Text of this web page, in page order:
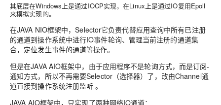
其底层在Windows上是通过IOCP实现，在Linux上是通过IO复用Epoll
来模拟实现的。
在JAVA NIO框架中，Selector它负责代替应用查询中所有已注册
的通道到操作系统中进行IO事件轮询、管理当前注册的通道集
合，定位发生事件的通道等操作。
但是在JAVA AIO框架中，由于应用程序不是轮询方式，而是订阅-
通知方式，所以不再需要Selector（选择器）了，改由Channel通
道直接到操作系统注册监听 。
JAVA AIO框架中，只实现了两种网络IO通道：